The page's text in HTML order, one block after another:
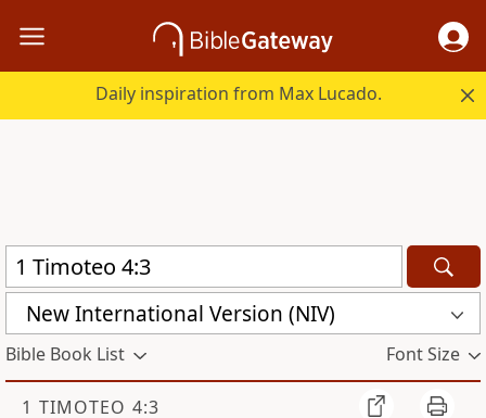
Daily inspiration from Max Lucado.
New International Version (NIV)
Bible Book List Font Size
1 TIMOTEO 4:3